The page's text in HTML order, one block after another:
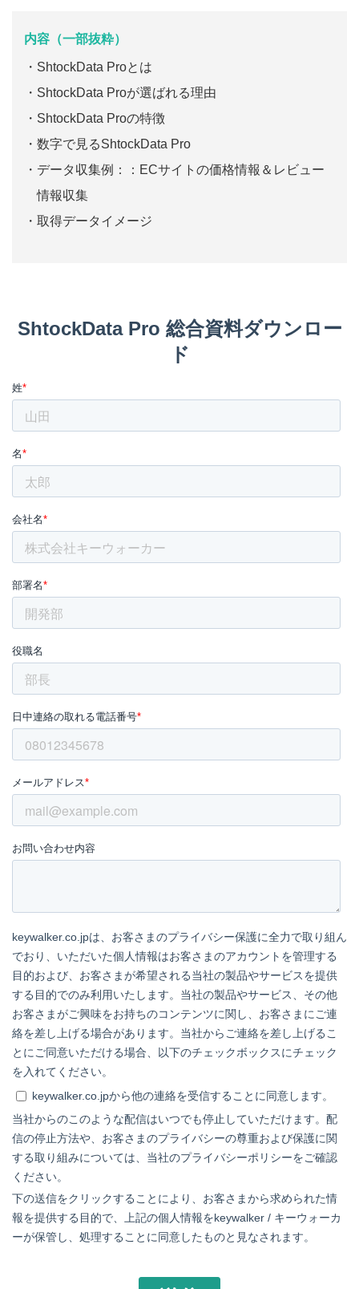
内容（一部抜粋）
ShtockData Proとは
ShtockData Proが選ばれる理由
ShtockData Proの特徴
数字で見るShtockData Pro
データ収集例：：ECサイトの価格情報＆レビュー
情報収集
取得データイメージ